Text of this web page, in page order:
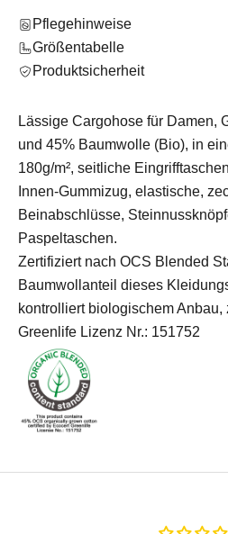
Pflegehinweise
Größentabelle
Produktsicherheit
Lässige Cargohose für Damen,
und 45% Baumwolle (Bio), in
180g/m², seitliche
Innen-Gummizug, elastische,
Beinabschlüsse,
Paspeltaschen.
Zertifiziert nach OCS Blended
Baumwollanteil dieses
kontrolliert biologischem
Greenlife Lizenz Nr.: 151752